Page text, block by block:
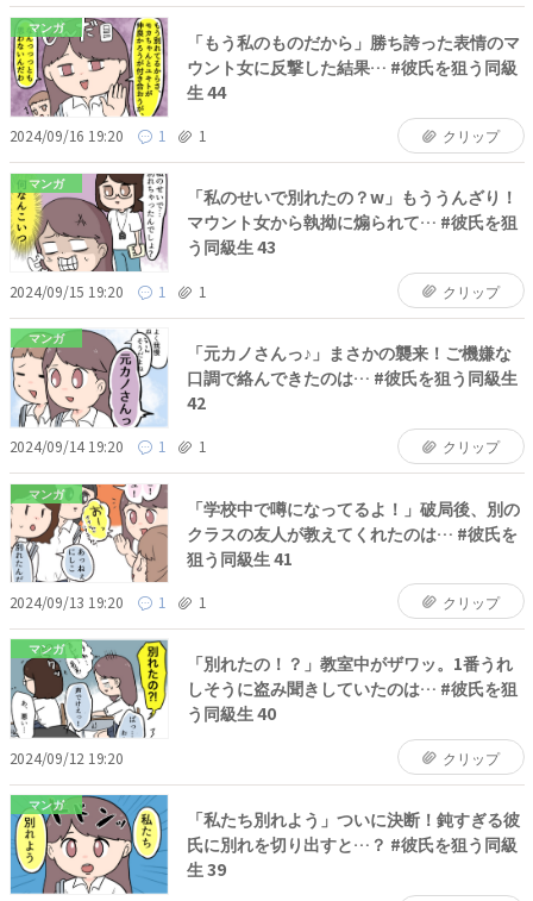
マンガ
「もう私のものだから」勝ち誇った表情のマ
ウント女に反撃した結果… #彼氏を狙う同級
生 44
2024/09/16 19:20 1 1 クリップ
マンガ
「私のせいで別れたの？w」もううんざり！
マウント女から執拗に煽られて… #彼氏を狙
う同級生 43
2024/09/15 19:20 1 1 クリップ
マンガ
「元カノさんっ♪」まさかの襲来！ご機嫌な
口調で絡んできたのは… #彼氏を狙う同級生
42
2024/09/14 19:20 1 1 クリップ
マンガ
「学校中で噂になってるよ！」破局後、別の
クラスの友人が教えてくれたのは… #彼氏を
狙う同級生 41
2024/09/13 19:20 1 1 クリップ
マンガ
「別れたの！？」教室中がザワッ。1番うれ
しそうに盗み聞きしていたのは… #彼氏を狙
う同級生 40
2024/09/12 19:20 クリップ
マンガ
「私たち別れよう」ついに決断！鈍すぎる彼
氏に別れを切り出すと…？ #彼氏を狙う同級
生 39